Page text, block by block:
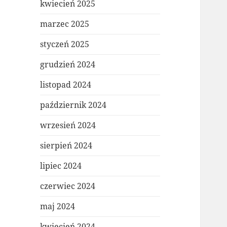
kwiecień 2025
marzec 2025
styczeń 2025
grudzień 2024
listopad 2024
październik 2024
wrzesień 2024
sierpień 2024
lipiec 2024
czerwiec 2024
maj 2024